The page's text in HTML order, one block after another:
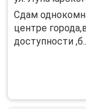
Сдам
центре
доступности